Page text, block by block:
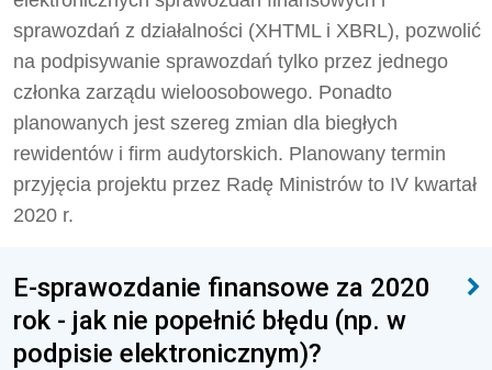
sprawozdań z działalności (XHTML i XBRL), pozwolić
na podpisywanie sprawozdań tylko przez jednego
członka zarządu wieloosobowego. Ponadto
planowanych jest szereg zmian dla biegłych
rewidentów i firm audytorskich. Planowany termin
przyjęcia projektu przez Radę Ministrów to IV kwartał
2020 r.
E-sprawozdanie finansowe za 2020
rok - jak nie popełnić błędu (np. w
podpisie elektronicznym)?